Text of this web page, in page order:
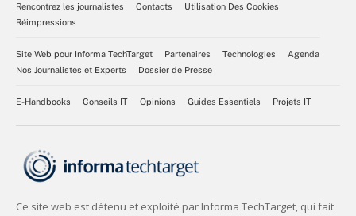
Rencontrez les journalistes
Contacts
Utilisation Des Cookies
Réimpressions
Site Web pour Informa TechTarget Partenaires Technologies
Agenda
Nos Journalistes et Experts
Dossier de Presse
E-Handbooks Conseils IT Opinions Guides Essentiels Projets IT